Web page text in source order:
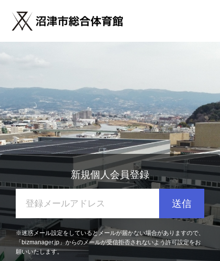
新規個人会員登録
送信
※迷惑メール設定をしているとメールが届かない場合がありますので、
「bizmanager.jp」からのメールが受信拒否されないよう許可設定をお
願いいたします。